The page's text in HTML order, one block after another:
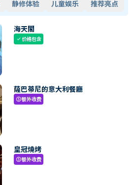
静修体验 儿童娱乐 推荐亮点
海天閣
check价格包含
薩巴蒂尼的意大利餐廳
paid额外收费
皇冠燒烤
paid额外收费